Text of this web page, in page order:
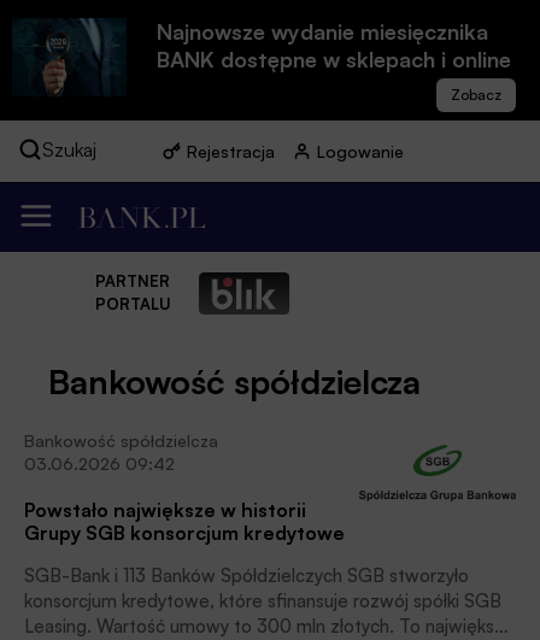
Najnowsze wydanie miesięcznika
BANK dostępne w sklepach i online
Szukaj Rejestracja Logowanie
PARTNER
PORTALU
Bankowość spółdzielcza
Bankowość spółdzielcza
03.06.2026 09:42
Powstało największe w historii
Grupy SGB konsorcjum kredytowe
SGB-Bank i 113 Banków Spółdzielczych SGB stworzyło
konsorcjum kredytowe, które sfinansuje rozwój spółki SGB
Leasing. Wartość umowy to 300 mln złotych. To największe